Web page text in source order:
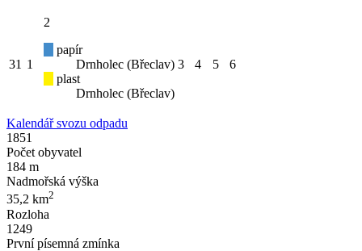
31 1
2
papír
Drnholec (Břeclav)
plast
Drnholec (Břeclav)
3 4 5 6
Kalendář svozu odpadu
1851
Počet obyvatel
184 m
Nadmořská výška
35,2 km2
Rozloha
1249
První písemná zmínka